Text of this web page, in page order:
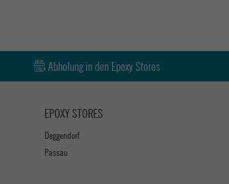
Abholung in den Epoxy Stores
EPOXY STORES
Deggendorf
Passau